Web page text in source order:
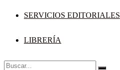
SERVICIOS EDITORIALES
LIBRERÍA